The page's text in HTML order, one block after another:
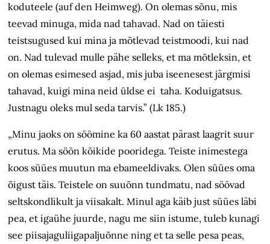
koduteele (auf den Heimweg). On olemas sõnu, mis
teevad minuga, mida nad tahavad. Nad on täiesti
teistsugused kui mina ja mõtlevad teistmoodi, kui nad
on. Nad tulevad mulle pähe selleks, et ma mõtleksin, et
on olemas esimesed asjad, mis juba iseenesest järgmisi
tahavad, kuigi mina neid üldse ei taha. Koduigatsus.
Justnagu oleks mul seda tarvis.” (Lk 185.)
„Minu jaoks on söömine ka 60 aastat pärast laagrit suur
erutus. Ma söön kõikide pooridega. Teiste inimestega
koos süües muutun ma ebameeldivaks. Olen süües oma
õigust täis. Teistele on suuõnn tundmatu, nad söövad
seltskondlikult ja viisakalt. Minul aga käib just süües läbi
pea, et igaühe juurde, nagu me siin istume, tuleb kunagi
see piisajaguliigapaljuõnne ning et ta selle pesa peas,